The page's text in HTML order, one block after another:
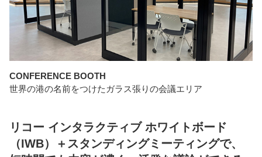
CONFERENCE BOOTH
世界の港の名前をつけたガラス張りの会議エリア
リコー インタラクティブ ホワイトボード
（IWB）＋スタンディングミーティングで、